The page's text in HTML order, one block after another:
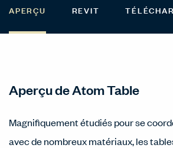
APERÇU REVIT
Aperçu de Atom Table
Magnifiquement étudiés pour se
avec de nombreux matériaux, les